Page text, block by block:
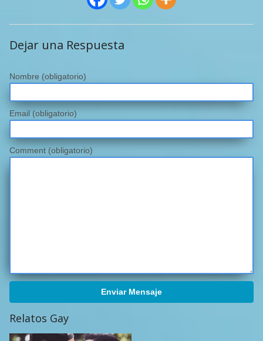
Dejar una Respuesta
Nombre (obligatorio)
Email (obligatorio)
Comment (obligatorio)
Enviar Mensaje
Relatos Gay